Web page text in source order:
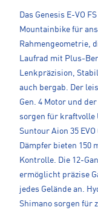
Das Genesis E-VO
Mountainbike für
Rahmengeometrie,
Laufrad mit Plus-
Lenkpräzision,
auch bergab. Der
Gen. 4 Motor und
sorgen für kraftvolle
Suntour Aion 35
Dämpfer bieten 150
Kontrolle. Die 12-
ermöglicht präzise
jedes Gelände an.
Shimano sorgen für